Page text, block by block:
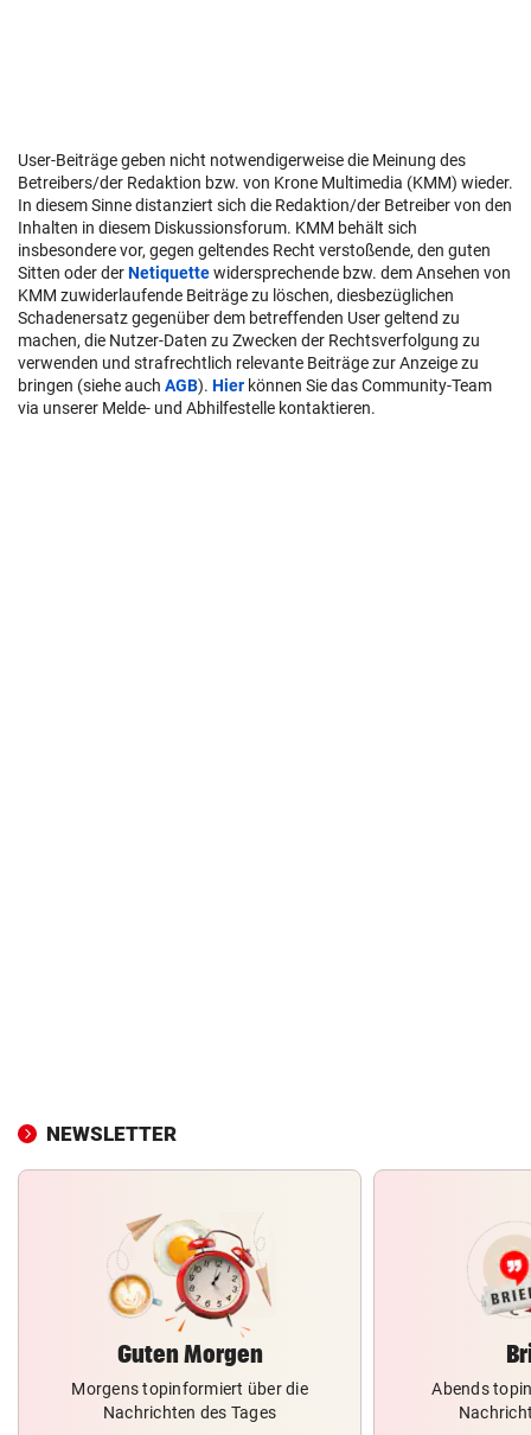
User-Beiträge geben nicht notwendigerweise die Meinung des
Betreibers/der Redaktion bzw. von Krone Multimedia (KMM) wieder.
In diesem Sinne distanziert sich die Redaktion/der Betreiber von den
Inhalten in diesem Diskussionsforum. KMM behält sich
insbesondere vor, gegen geltendes Recht verstoßende, den guten
Sitten oder derNetiquettewidersprechende bzw. dem Ansehen von
KMM zuwiderlaufende Beiträge zu löschen, diesbezüglichen
Schadenersatz gegenüber dem betreffenden User geltend zu
machen, die Nutzer-Daten zu Zwecken der Rechtsverfolgung zu
verwenden und strafrechtlich relevante Beiträge zur Anzeige zu
bringen (siehe auch AGB). Hier können Sie das Community-Team
via unserer Melde- und Abhilfestelle kontaktieren.
NEWSLETTER
Guten Morgen
Morgens topinformiert über die
Nachrichten des Tages
Abends